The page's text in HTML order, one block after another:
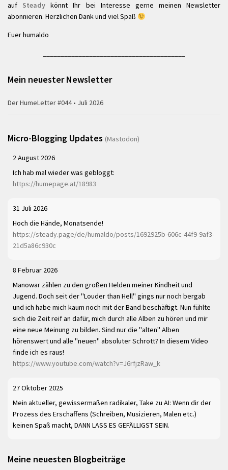
auf Steady könnt Ihr bei Interesse gerne meinen Newsletter
abonnieren. Herzlichen Dank und viel Spaß
Euer humaldo
Mein neuester Newsletter
Der HumeLetter #044 • Juli 2026
Micro-Blogging Updates (Mastodon)
2 August 2026
Ich hab mal wieder was gebloggt:
https://humepage.at/18983
31 Juli 2026
Hoch die Hände, Monatsende!
https://steady.page/de/humaldo/posts/1692925b-606c-44f9-9af3-
21d5a86c930c
8 Februar 2026
Manowar zählen zu den großen Helden meiner Kindheit und
Jugend. Doch seit der "Louder than Hell" gings nur noch bergab
und ich habe mich kaum noch mit der Band beschäftigt. Nun fühlte
sich die Zeit reif an dafür, mich durch alle Alben zu hören und mir
eine neue Meinung zu bilden. Sind nur die "alten" Alben
hörenswert und alle "neuen" absoluter Schrott? In diesem Video
finde ich es raus!
https://www.youtube.com/watch?v=J6rfjzRaw_k
27 Oktober 2025
Mein aktueller, gewissermaßen radikaler, Take zu AI: Wenn dir der
Prozess des Erschaffens (Schreiben, Musizieren, Malen etc.)
keinen Spaß macht, DANN LASS ES GEFÄLLIGST SEIN.
Meine neuesten Blogbeiträge